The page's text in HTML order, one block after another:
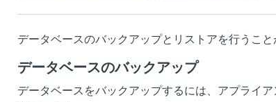
データベースのバックアップとリストアを行うこと
データベースのバックアップ
データベースをバックアップするには、アプライ